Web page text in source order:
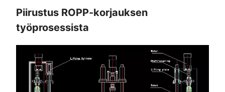
Piirustus ROPP-korjauksen
työprosessista